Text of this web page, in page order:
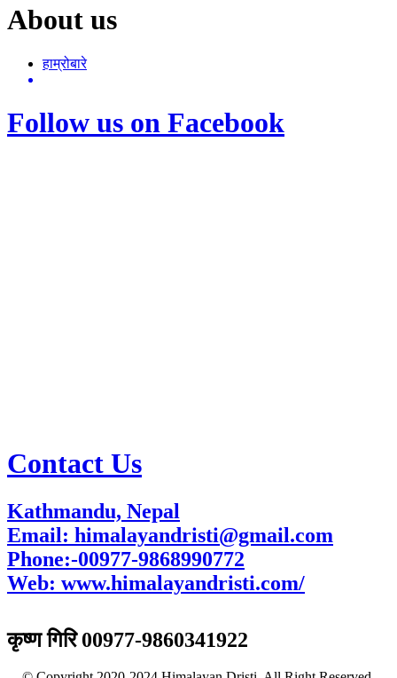
About us
हाम्रोबारे
Follow us on Facebook
Contact Us
Kathmandu, Nepal
Email: himalayandristi@gmail.com
Phone:-00977-9868990772
Web: www.himalayandristi.com/
कृष्ण गिरि 00977-9860341922